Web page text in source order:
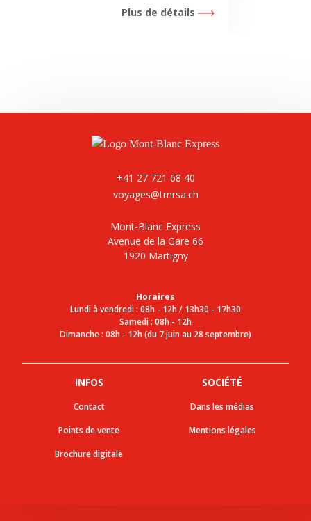
Plus de détails
+41 27 721 68 40
voyages@tmrsa.ch
Mont-Blanc Express
Avenue de la Gare 66
1920 Martigny
Horaires
Lundi à vendredi : 08h - 12h / 13h30 - 17h30
Samedi : 08h - 12h
Dimanche : 08h - 12h (du 7 juin au 28 septembre)
INFOS
Contact
Points de vente
Brochure digitale
SOCIÉTÉ
Dans les médias
Mentions légales